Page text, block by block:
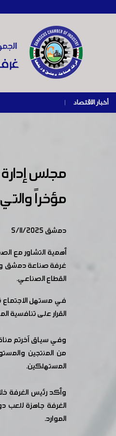
أخبار الاقتصاد |
مجلس
مؤخراً
دمشق 5/11/2025
أهمية التشاور مع
غرفة صناعة دمشق
القطاع الصناعي.
القرار على تنافسية
من المنتجين
المستهلكين.
وأكد رئيس الغرفة
الغرفة جاهزة للعب
الموارد.